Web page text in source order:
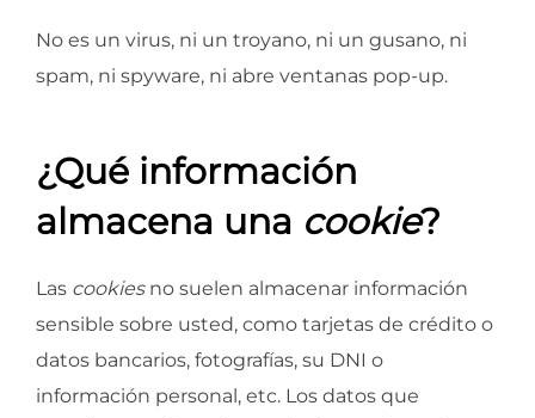
No es un virus, ni un troyano, ni un gusano, ni
spam, ni spyware, ni abre ventanas pop-up.
¿Qué información
almacena una cookie?
Las cookiesno suelen almacenar información
sensible sobre usted, como tarjetas de crédito o
datos bancarios, fotografías, su DNI o
información personal, etc. Los datos que